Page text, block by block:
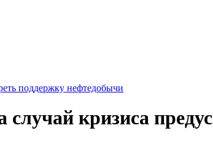
поддержку нефтедобычи
кризиса